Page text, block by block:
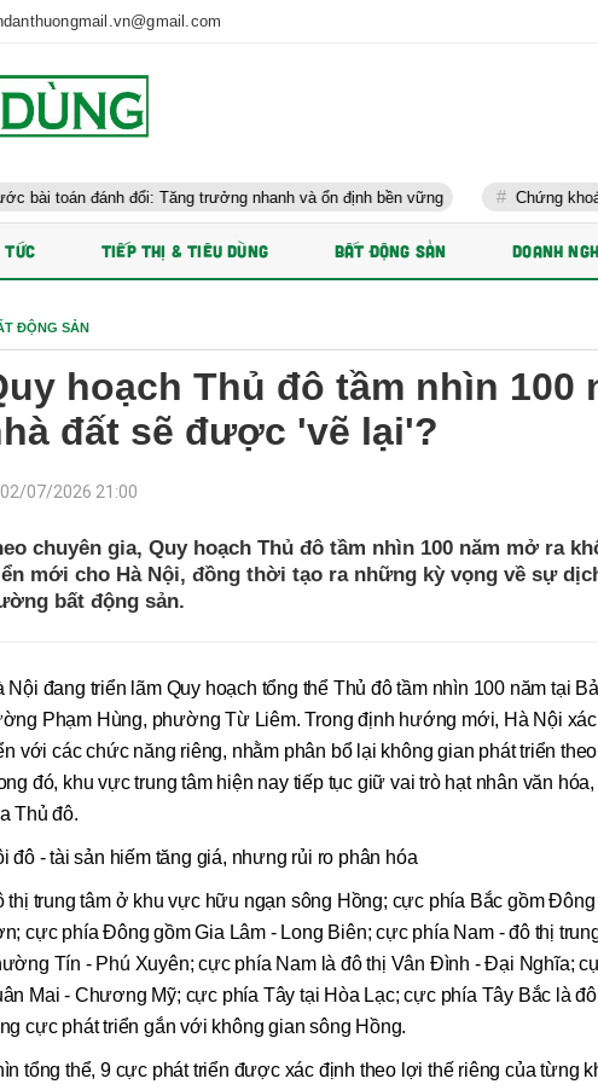
đổi: Tăng trưởng nhanh và ổn định bền vững Chứng khoán Kafi chuẩn
TIẾP THỊ & TIÊU DÙNG BẤT ĐỘNG SẢN DOANH
ĐỘNG SẢN
hoạch Thủ đô tầm nhìn 100
đất sẽ được 'vẽ lại'?
02/07/2026 21:00
chuyên gia, Quy hoạch Thủ đô tầm nhìn 100 năm mở ra
mới cho Hà Nội, đồng thời tạo ra những kỳ vọng về sự
bất động sản.
Nội đang triển lãm Quy hoạch tổng thể Thủ đô tầm nhìn 100 năm tại
Phạm Hùng, phường Từ Liêm. Trong định hướng mới, Hà Nội
với các chức năng riêng, nhằm phân bổ lại không gian phát triển
đó, khu vực trung tâm hiện nay tiếp tục giữ vai trò hạt nhân văn
Thủ đô.
đô - tài sản hiếm tăng giá, nhưng rủi ro phân hóa
thị trung tâm ở khu vực hữu ngạn sông Hồng; cực phía Bắc gồm Đông
cực phía Đông gồm Gia Lâm - Long Biên; cực phía Nam - đô thị
Tín - Phú Xuyên; cực phía Nam là đô thị Vân Đình - Đại Nghĩa;
Mai - Chương Mỹ; cực phía Tây tại Hòa Lạc; cực phía Tây Bắc là
cực phát triển gắn với không gian sông Hồng.
tổng thể, 9 cực phát triển được xác định theo lợi thế riêng của từng